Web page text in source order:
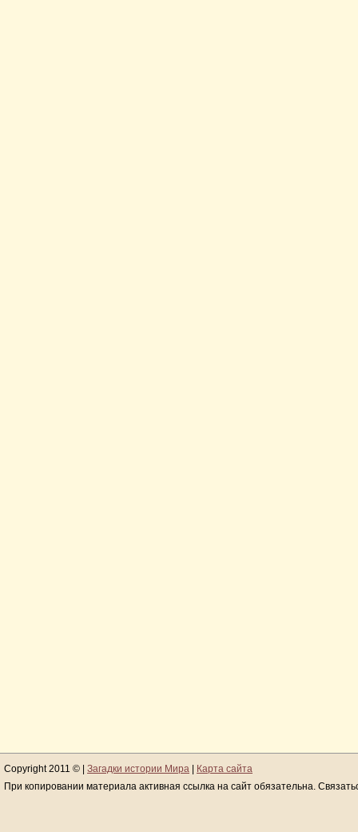
Copyright 2011 © | Загадки истории Мира
Карта сайта
При копировании материала активная ссылка на сайт обязательна.